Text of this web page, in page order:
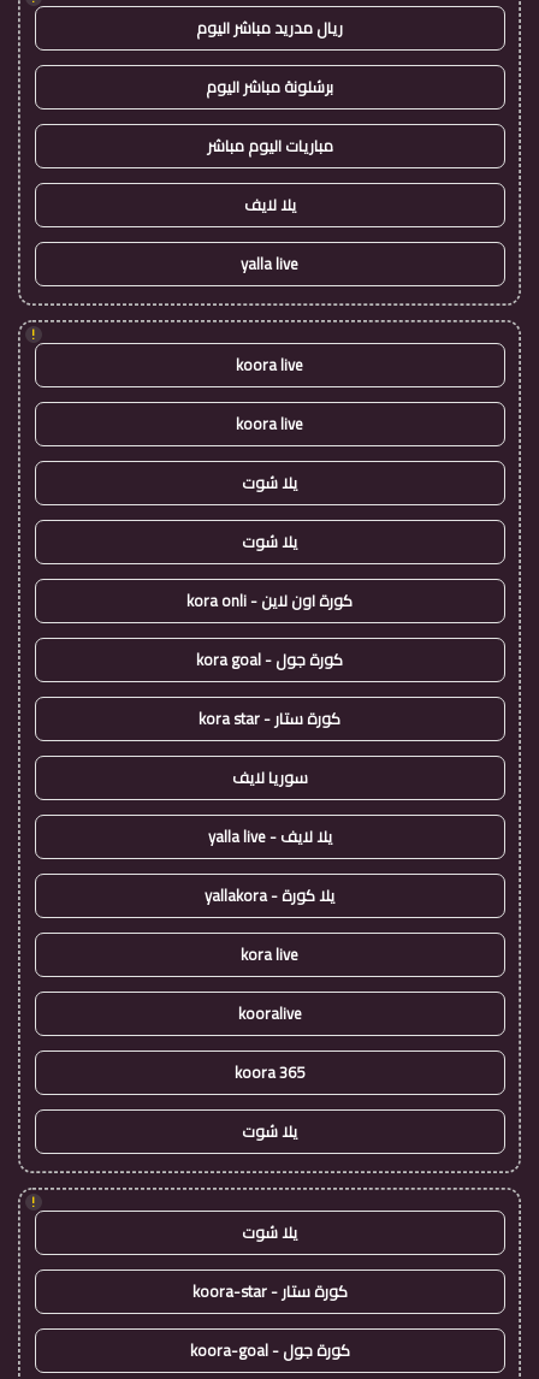
ريال مدريد مباشر اليوم
برشلونة مباشر اليوم
مباريات اليوم مباشر
يلا لايف
yalla live
!
koora live
koora live
يلا شوت
يلا شوت
كورة اون لاين - kora onli
كورة جول - kora goal
كورة ستار - kora star
سوريا لايف
يلا لايف - yalla live
يلا كورة - yallakora
kora live
kooralive
koora 365
يلا شوت
!
يلا شوت
كورة ستار - koora-star
كورة جول - koora-goal